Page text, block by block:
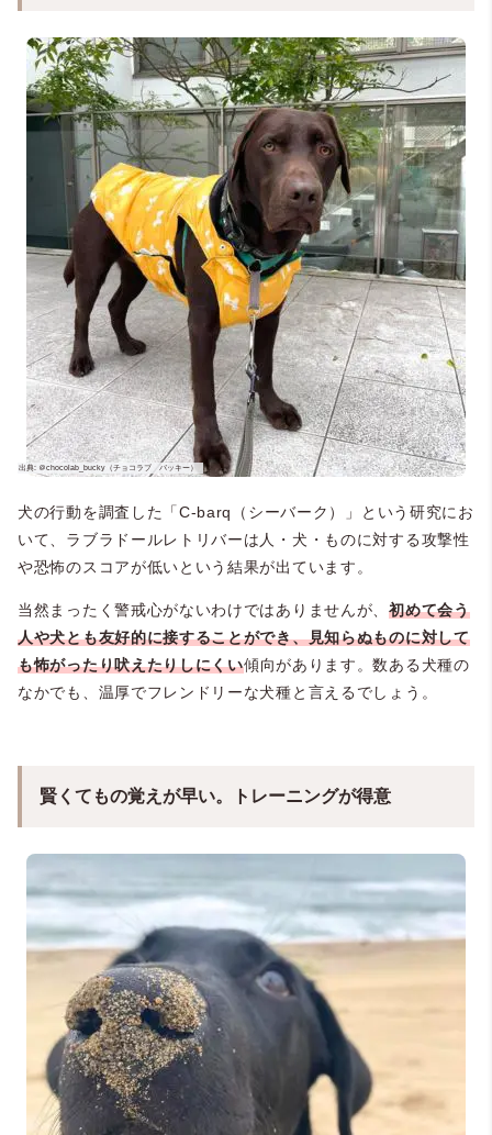
犬の行動を調査した「C-barq（シーバーク）」という研究にお
いて、ラブラドールレトリバーは人・犬・ものに対する攻撃性
や恐怖のスコアが低いという結果が出ています。
当然まったく警戒心がないわけではありませんが、初めて会う
人や犬とも友好的に接することができ、見知らぬものに対して
も怖がったり吠えたりしにくい傾向があります。数ある犬種の
なかでも、温厚でフレンドリーな犬種と言えるでしょう。
賢くてもの覚えが早い。トレーニングが得意